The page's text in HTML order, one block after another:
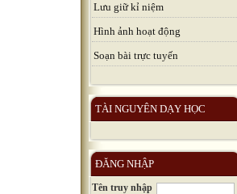
Lưu giữ kỉ niệm
Hình ảnh hoạt động
Soạn bài trực tuyến
TÀI NGUYÊN DẠY HỌC
ĐĂNG NHẬP
Tên truy nhập